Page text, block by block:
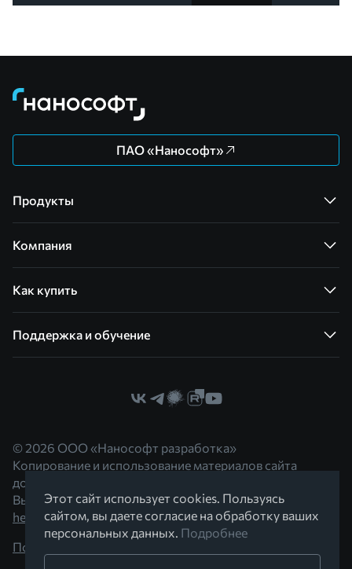
ПАО «Нанософт»
Продукты
Компания
Как купить
Поддержка и обучение
© 2026 ООО «Нанософт разработка»
Копирование и использование материалов сайта
допускается с согласия правообладателя.
Вы можете обратиться к нам по адресу
hello@nanocad.ru
Политика конфиденциальности
Этот сайт использует cookies. Пользуясь
сайтом, вы даете согласие на обработку ваших
персональных данных. Подробнее